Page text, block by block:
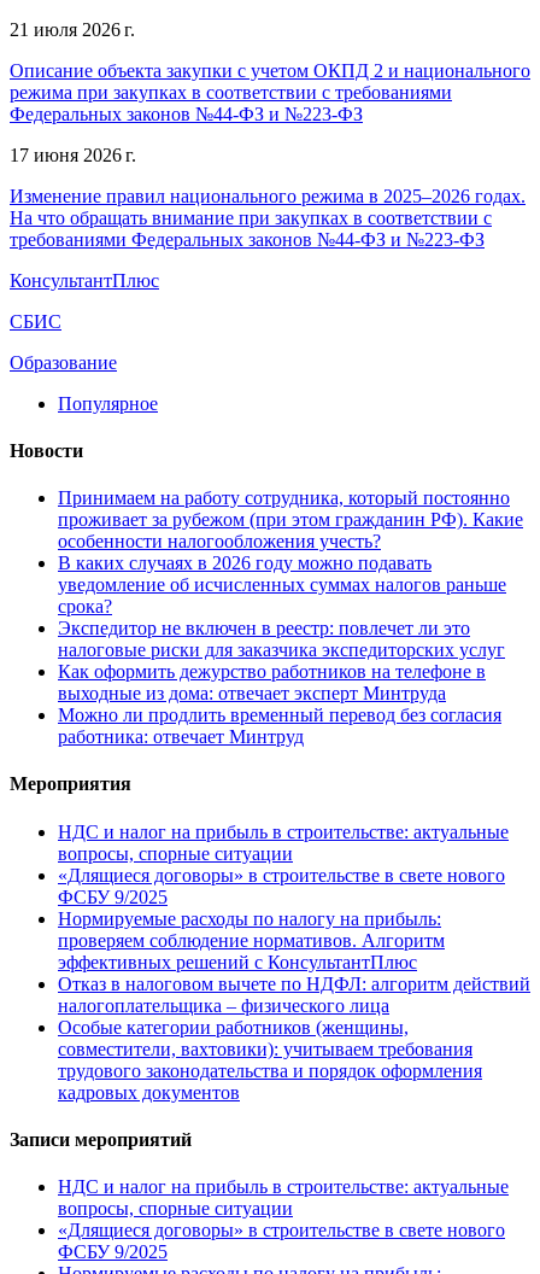
21 июля 2026 г.
Описание объекта закупки с учетом ОКПД 2 и национального
режима при закупках в соответствии с требованиями
Федеральных законов №44-ФЗ и №223-ФЗ
17 июня 2026 г.
Изменение правил национального режима в 2025–2026 годах.
На что обращать внимание при закупках в соответствии с
требованиями Федеральных законов №44-ФЗ и №223-ФЗ
КонсультантПлюс
СБИС
Образование
Популярное
Новости
Принимаем на работу сотрудника, который постоянно
проживает за рубежом (при этом гражданин РФ). Какие
особенности налогообложения учесть?
В каких случаях в 2026 году можно подавать
уведомление об исчисленных суммах налогов раньше
срока?
Экспедитор не включен в реестр: повлечет ли это
налоговые риски для заказчика экспедиторских услуг
Как оформить дежурство работников на телефоне в
выходные из дома: отвечает эксперт Минтруда
Можно ли продлить временный перевод без согласия
работника: отвечает Минтруд
Мероприятия
НДС и налог на прибыль в строительстве: актуальные
вопросы, спорные ситуации
«Длящиеся договоры» в строительстве в свете нового
ФСБУ 9/2025
Нормируемые расходы по налогу на прибыль:
проверяем соблюдение нормативов. Алгоритм
эффективных решений с КонсультантПлюс
Отказ в налоговом вычете по НДФЛ: алгоритм действий
налогоплательщика – физического лица
Особые категории работников (женщины,
совместители, вахтовики): учитываем требования
трудового законодательства и порядок оформления
кадровых документов
Записи мероприятий
НДС и налог на прибыль в строительстве: актуальные
вопросы, спорные ситуации
«Длящиеся договоры» в строительстве в свете нового
ФСБУ 9/2025